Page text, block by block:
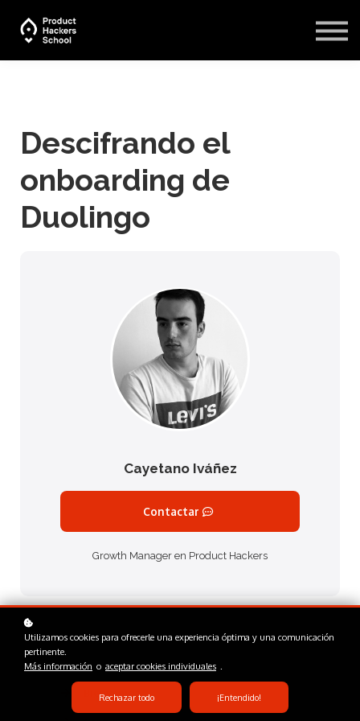
Descifrando el
onboarding de
Duolingo
Cayetano Iváñez
Contactar
Growth Manager en Product Hackers
Bienvenida
Utilizamos cookies para ofrecerle una experiencia óptima y una comunicación
pertinente.
Más información o aceptar cookies individuales .
Rechazar todo ¡Entendido!